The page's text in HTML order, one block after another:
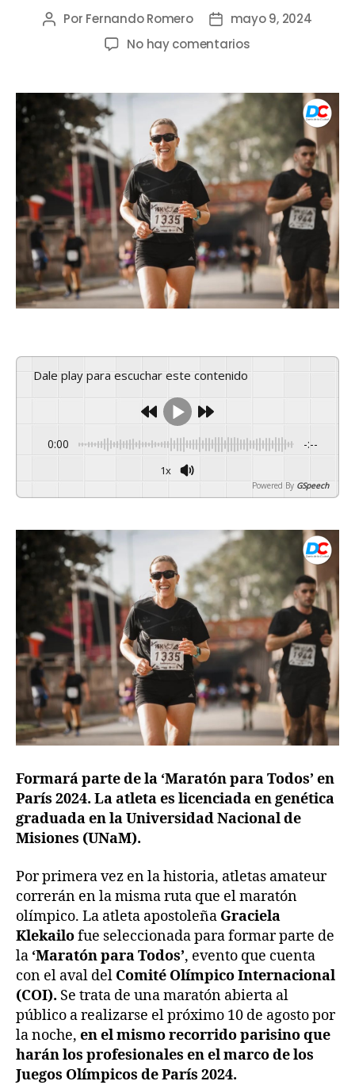
Por Fernando Romero
mayo 9, 2024
No hay comentarios
Dale play para escuchar este contenido
0:00 -:--
1x
Powered By GSpeech
Formará parte de la ‘Maratón para Todos’ en
París 2024. La atleta es licenciada en genética
graduada en la Universidad Nacional de
Misiones (UNaM).
Por primera vez en la historia, atletas amateur
correrán en la misma ruta que el maratón
olímpico. La atleta apostoleña Graciela
Klekailofue seleccionada para formar parte de
la ‘Maratón para Todos’, evento que cuenta
con el aval del Comité Olímpico Internacional
(COI). Se trata de una maratón abierta al
público a realizarse el próximo 10 de agosto por
la noche, en el mismo recorrido parisino que
harán los profesionales en el marco de los
Juegos Olímpicos de París 2024.